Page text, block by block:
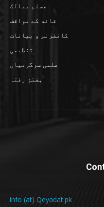
مسلم ممالک
قائد کے مواقف
کانفرنس و بیانات
تنظیمی
علمی سرگرمیاں
ہفتۂِ رفتہ
info (at) Qeyadat.pk